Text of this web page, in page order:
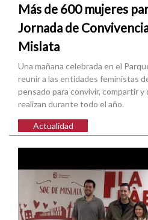
Más de 600 mujeres
Jornada de
Mislata
Una mañana celebrada en el
reunir a las entidades feministas
pensado para convivir, compartir
realizan durante todo el año.
Actualidad